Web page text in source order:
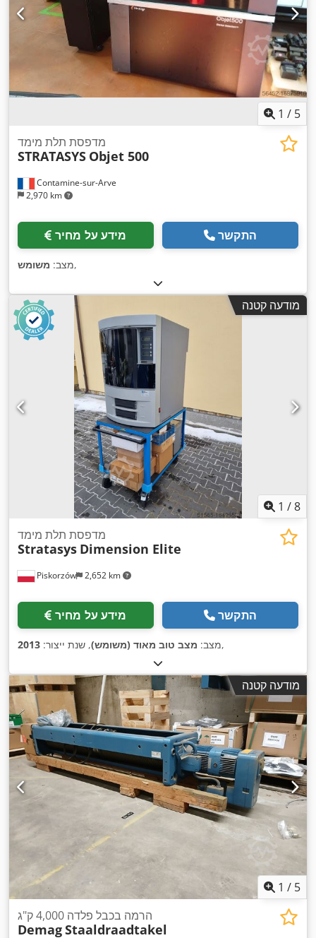
1 / 5
Contamine-sur-Arve
2,970 km
מדפסת תלת מימד
STRATASYS Objet 500
מידע על מחיר התקשר
מצב: משומש ,
מודעה קטנה
1 /8
Piskorzów 2,652 km
מדפסת תלת מימד
Stratasys Dimension Elite
מידע על מחיר התקשר
מצב: מצב טוב מאוד (משומש), שנת ייצור: 2013 ,
מודעה קטנה
1 / 5
הרמה בכבל פלדה 4,000 ק"ג
DemagStaaldraadtakel